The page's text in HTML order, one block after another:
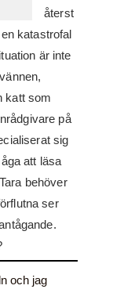
återst
katastrofal
är inte
katt som
på
sig
att läsa
behöver
ser
och jag